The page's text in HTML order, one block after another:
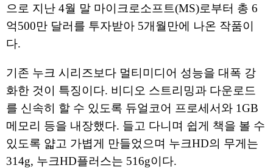
으로 지난 4월 말 마이크로소프트(MS)로부터 총 6
억500만 달러를 투자받아 5개월만에 나온 작품이
다.
기존 누크 시리즈보다 멀티미디어 성능을 대폭 강
화한 것이 특징이다. 비디오 스트리밍과 다운로드
를 신속히 할 수 있도록 듀얼코어 프로세서와 1GB
메모리 등을 내장했다. 들고 다니며 쉽게 책을 볼 수
있도록 얇고 가볍게 만들었으며 누크HD의 무게는
314g, 누크HD플러스는 516g이다.